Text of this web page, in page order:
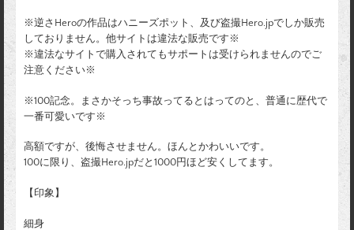
※逆さHeroの作品はハニーズポット、及び盗撮Hero.jpでしか販売
しておりません。他サイトは違法な販売です※
※違法なサイトで購入されてもサポートは受けられませんのでご
注意ください※
※100記念。まさかそっち事故ってるとはってのと、普通に歴代で
一番可愛いです※
高額ですが、後悔させません。ほんとかわいいです。
100に限り、盗撮Hero.jpだと1000円ほど安くしてます。
【印象】
細身